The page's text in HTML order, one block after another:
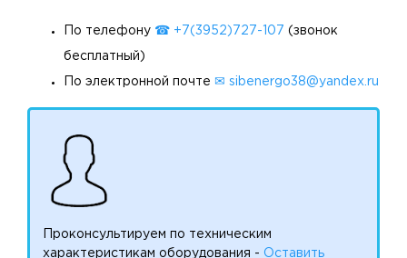
По телефону ☎ +7(3952)727-107 (звонок
бесплатный)
По электронной почте ✉ sibenergo38@yandex.ru
Проконсультируем по техническим
характеристикам оборудования - Оставить